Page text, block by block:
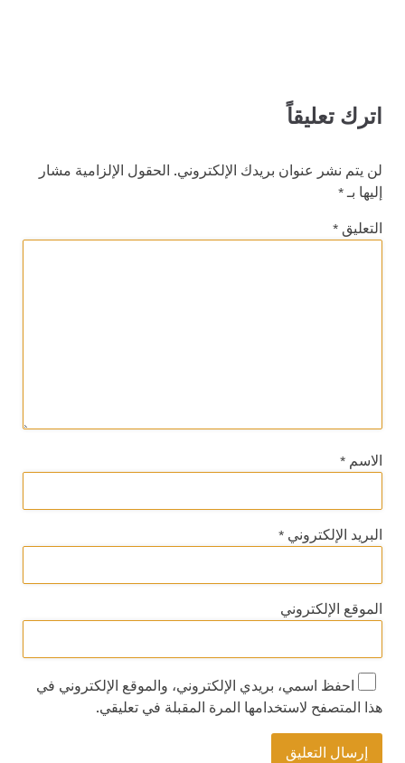
اترك تعليقاً
لن يتم نشر عنوان بريدك الإلكتروني. الحقول الإلزامية مشار
إليها بـ*
التعليق *
الاسم *
البريد الإلكتروني *
الموقع الإلكتروني
احفظ اسمي، بريدي الإلكتروني، والموقع الإلكتروني في
هذا المتصفح لاستخدامها المرة المقبلة في تعليقي.